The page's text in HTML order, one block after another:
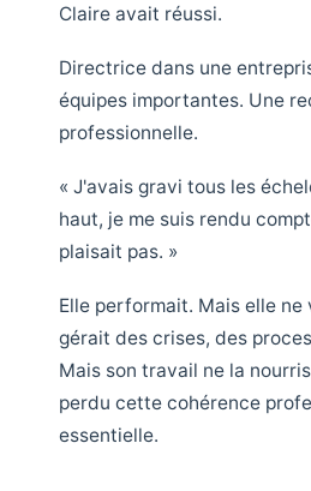
Claire avait réussi.
Directrice dans une
équipes importantes. Une
professionnelle.
« J'avais gravi tous les
haut, je me suis rendu
plaisait pas. »
Elle performait. Mais elle ne
gérait des crises, des
Mais son travail ne la
perdu cette cohérence
essentielle.